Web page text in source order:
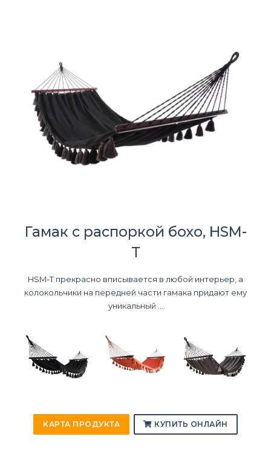
Гамак с распоркой бохо, HSM-
T
HSM-T прекрасно вписывается в любой интерьер, а
колокольчики на передней части гамака придают ему
уникальный ...
КАРТА ПРОДУКТА КУПИТЬ ОНЛАЙН